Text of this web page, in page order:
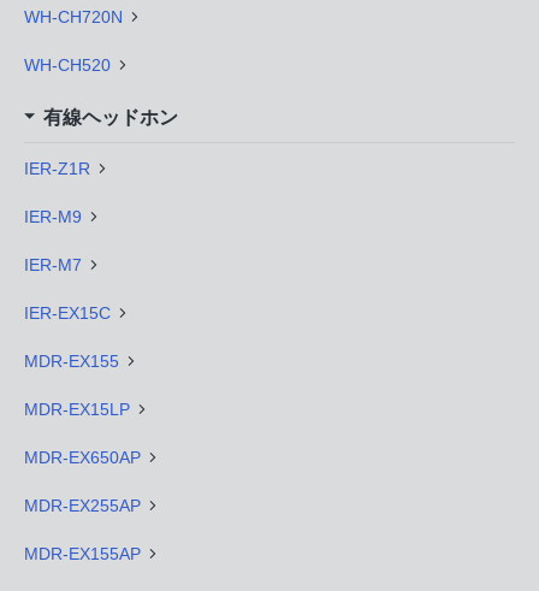
WH-CH720N
WH-CH520
有線ヘッドホン
IER-Z1R
IER-M9
IER-M7
IER-EX15C
MDR-EX155
MDR-EX15LP
MDR-EX650AP
MDR-EX255AP
MDR-EX155AP